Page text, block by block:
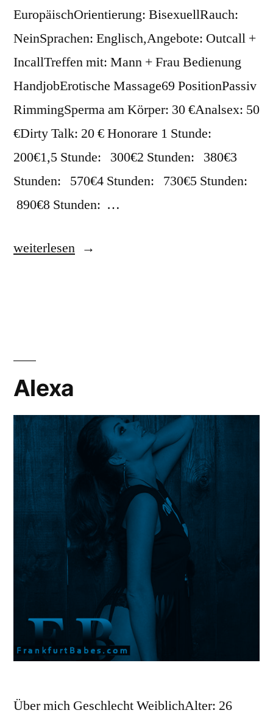
EuropäischOrientierung: BisexuellRauch:
NeinSprachen: Englisch,Angebote: Outcall +
IncallTreffen mit: Mann + Frau Bedienung
HandjobErotische Massage69 PositionPassiv
RimmingSperma am Körper: 30 €Analsex: 50
€Dirty Talk: 20 € Honorare 1 Stunde:
200€1,5 Stunde: 300€2 Stunden: 380€3
Stunden: 570€4 Stunden: 730€5 Stunden:
890€8 Stunden: …
weiterlesen
Alexa
Über mich Geschlecht WeiblichAlter: 26